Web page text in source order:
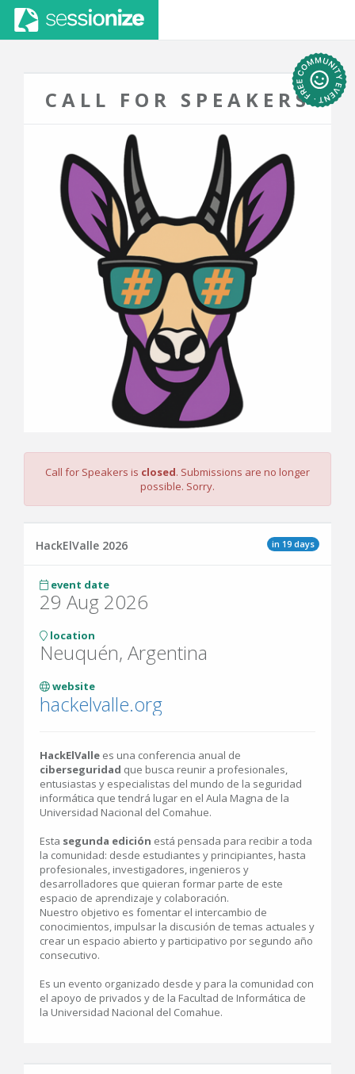
CALL FOR SPEAKERS
Call for Speakers is closed. Submissions are no longer
possible. Sorry.
in 19 days
HackElValle 2026
event date
29 Aug 2026
location
Neuquén, Argentina
website
hackelvalle.org
HackElValle es una conferencia anual de
ciberseguridad que busca reunir a profesionales,
entusiastas y especialistas del mundo de la seguridad
informática que tendrá lugar en el Aula Magna de la
Universidad Nacional del Comahue.
Esta segunda edición está pensada para recibir a toda
la comunidad: desde estudiantes y principiantes, hasta
profesionales, investigadores, ingenieros y
desarrolladores que quieran formar parte de este
espacio de aprendizaje y colaboración.
Nuestro objetivo es fomentar el intercambio de
conocimientos, impulsar la discusión de temas actuales y
crear un espacio abierto y participativo por segundo año
consecutivo.
Es un evento organizado desde y para la comunidad con
el apoyo de privados y de la Facultad de Informática de
la Universidad Nacional del Comahue.